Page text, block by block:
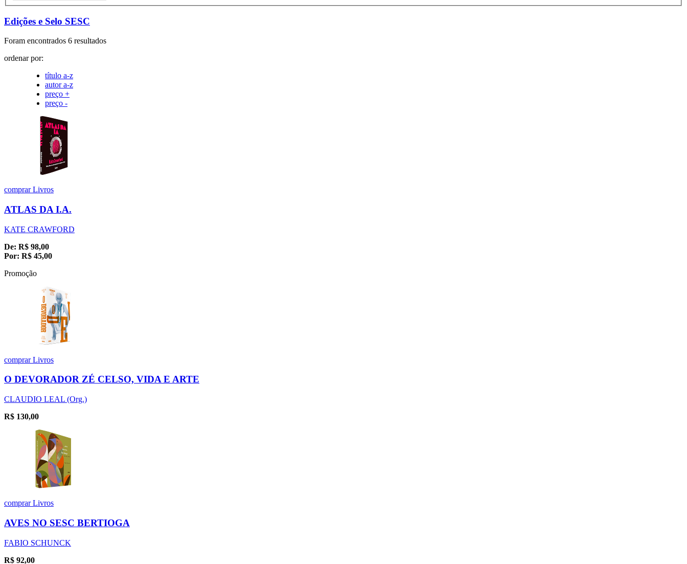
Edições e Selo SESC
Foram encontrados 6 resultados
ordenar por:
título a-z
autor a-z
preço +
preço -
comprarLivros
ATLAS DA I.A.
KATE CRAWFORD
De: R$ 98,00
Por: R$ 45,00
Promoção
comprarLivros
O DEVORADOR ZÉ CELSO, VIDA E ARTE
CLAUDIO LEAL (Org.)
R$ 130,00
comprarLivros
AVES NO SESC BERTIOGA
FABIO SCHUNCK
R$ 92,00